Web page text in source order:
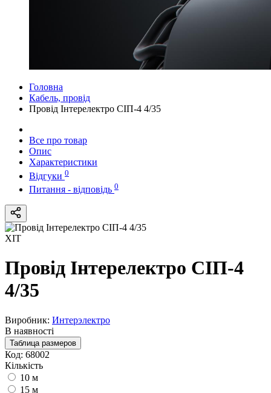
Головна
Кабель, провід
Провід Інтерелектро СІП-4 4/35
Все про товар
Опис
Характеристики
Відгуки 0
Питання - відповідь 0
ХІТ
Провід Інтерелектро СІП-4
4/35
Виробник: Интерэлектро
В наявності
Таблица размеров
Код: 68002
Кількість
10 м
15 м